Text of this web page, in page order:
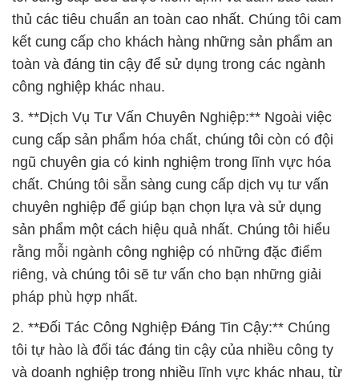
thủ các tiêu chuẩn an toàn cao nhất. Chúng tôi cam
kết cung cấp cho khách hàng những sản phẩm an
toàn và đáng tin cậy để sử dụng trong các ngành
công nghiệp khác nhau.
3. **Dịch Vụ Tư Vấn Chuyên Nghiệp:** Ngoài việc
cung cấp sản phẩm hóa chất, chúng tôi còn có đội
ngũ chuyên gia có kinh nghiệm trong lĩnh vực hóa
chất. Chúng tôi sẵn sàng cung cấp dịch vụ tư vấn
chuyên nghiệp để giúp bạn chọn lựa và sử dụng
sản phẩm một cách hiệu quả nhất. Chúng tôi hiểu
rằng mỗi ngành công nghiệp có những đặc điểm
riêng, và chúng tôi sẽ tư vấn cho bạn những giải
pháp phù hợp nhất.
2. **Đối Tác Công Nghiệp Đáng Tin Cậy:** Chúng
tôi tự hào là đối tác đáng tin cậy của nhiều công ty
và doanh nghiệp trong nhiều lĩnh vực khác nhau, từ